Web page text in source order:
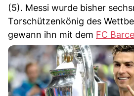
(5). Messi wurde bisher
Torschützenkönig des
gewann ihn mit dem FC